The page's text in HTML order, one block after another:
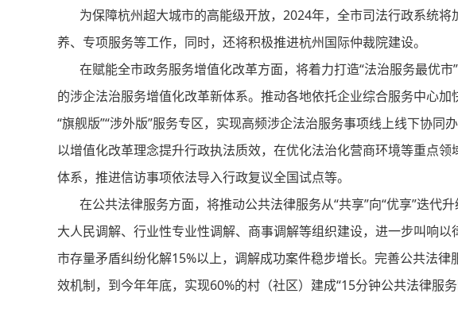
为保障杭州超大城市的高能级开放，2024年，全市司法行政系统将
养、专项服务等工作，同时，还将积极推进杭州国际仲裁院建设。
在赋能全市政务服务增值化改革方面，将着力打造“法治服务最优市
的涉企法治服务增值化改革新体系。推动各地依托企业综合服务中心
“旗舰版”“涉外版”服务专区，实现高频涉企法治服务事项线上线下协同
以增值化改革理念提升行政执法质效，在优化法治化营商环境等重点领
体系，推进信访事项依法导入行政复议全国试点等。
在公共法律服务方面，将推动公共法律服务从“共享”向“优享”迭代
大人民调解、行业性专业性调解、商事调解等组织建设，进一步叫响以
市存量矛盾纠纷化解15%以上，调解成功案件稳步增长。完善公共法律
效机制，到今年年底，实现60%的村（社区）建成“15分钟公共法律服务